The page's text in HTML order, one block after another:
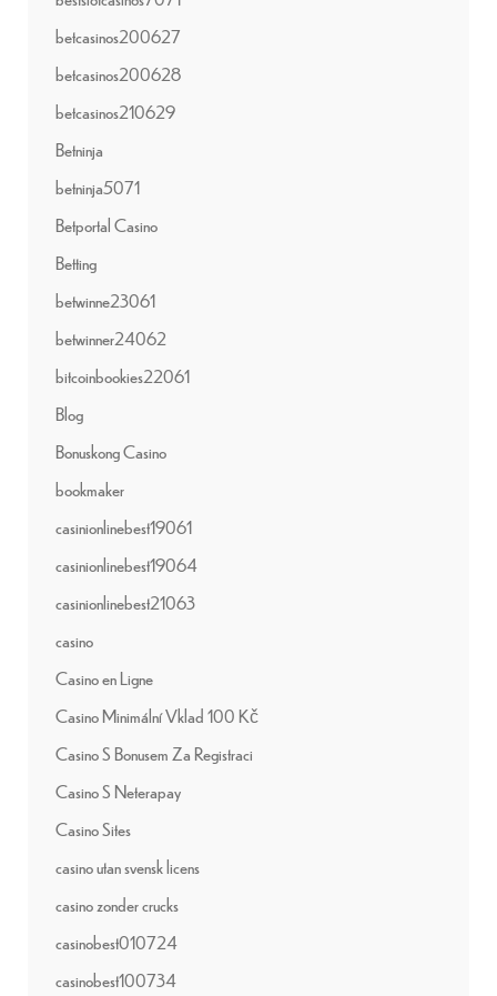
betcasinos200627
betcasinos200628
betcasinos210629
Betninja
betninja5071
Betportal Casino
Betting
betwinne23061
betwinner24062
bitcoinbookies22061
Blog
Bonuskong Casino
bookmaker
casinionlinebest19061
casinionlinebest19064
casinionlinebest21063
casino
Casino en Ligne
Casino Minimální Vklad 100 Kč
Casino S Bonusem Za Registraci
Casino S Neterapay
Casino Sites
casino utan svensk licens
casino zonder crucks
casinobest010724
casinobest100734